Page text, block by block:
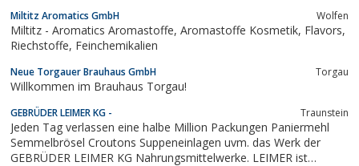
Miltitz Aromatics GmbH Wolfen
Miltitz - Aromatics Aromastoffe, Aromastoffe Kosmetik, Flavors,
Riechstoffe, Feinchemikalien
Neue Torgauer Brauhaus GmbH Torgau
Willkommen im Brauhaus Torgau!
GEBRÜDER LEIMER KG - Traunstein
Jeden Tag verlassen eine halbe Million Packungen Paniermehl
Semmelbrösel Croutons Suppeneinlagen uvm. das Werk der
GEBRÜDER LEIMER KG Nahrungsmittelwerke. LEIMER ist